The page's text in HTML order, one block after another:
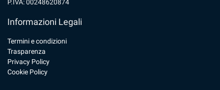
P.IVA: 00248620874
Informazioni Legali
Termini e condizioni
Trasparenza
Privacy Policy
Cookie Policy